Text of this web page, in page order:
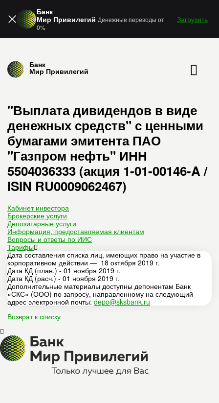
Банк
Мир Привилегий Денежные переводы от
0%
Загрузить
Банк
Мир Привилегий
"Выплата дивидендов в виде
денежных средств" с ценными
бумагами эмитента ПАО
"Газпром нефть" ИНН
5504036333 (акция 1-01-00146-A /
ISIN RU0009062467)
Кабинет инвестора
Брокерские услуги
Депозитарные услуги
Информация, предоставляемая клиентам
Вопросы и ответы по ИИС
Тарифы
Дата составления списка лиц, имеющих право на участие в
корпоративном действии — 18 октября 2019 г.
Дата КД (план.) - 01 ноября 2019 г.
Дата КД (расч.) - 01 ноября 2019 г.
Дополнительные материалы доступны депонентам Банк
«СКС» (ООО) по запросу, направленному на следующий
адрес электронной почты: depo@sksbank.ru
Возврат к списку